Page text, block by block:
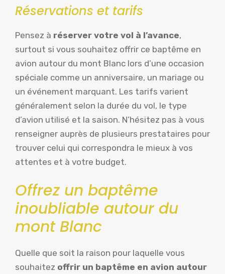
Réservations et tarifs
Pensez à réserver votre vol à l’avance,
surtout si vous souhaitez offrir ce baptême en
avion autour du mont Blanc lors d’une occasion
spéciale comme un anniversaire, un mariage ou
un événement marquant. Les tarifs varient
généralement selon la durée du vol, le type
d’avion utilisé et la saison. N’hésitez pas à vous
renseigner auprès de plusieurs prestataires pour
trouver celui qui correspondra le mieux à vos
attentes et à votre budget.
Offrez un baptême
inoubliable autour du
mont Blanc
Quelle que soit la raison pour laquelle vous
souhaitez offrir un baptême en avion autour